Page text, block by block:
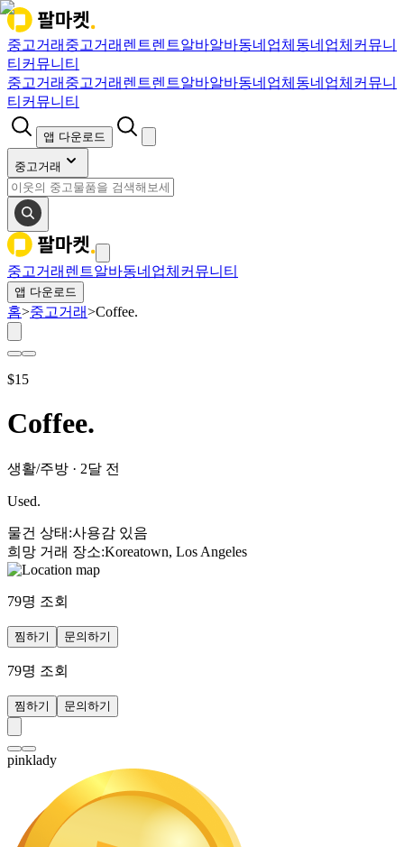
중고거래 중고거래 렌트렌트알바알바동네업체 동네업체 커뮤니
티 커뮤니티
중고거래 중고거래 렌트렌트알바알바동네업체 동네업체 커뮤니
티 커뮤니티
앱 다운로드
중고거래
중고거래 렌트알바동네업체 커뮤니티
앱 다운로드
홈>중고거래>Coffee.
$15
Coffee.
생활/주방 · 2달 전
Used.
물건 상태 :사용감 있음
희망 거래 장소:Koreatown, Los Angeles
79명 조회
찜하기 문의하기
79명 조회
찜하기 문의하기
pinklady